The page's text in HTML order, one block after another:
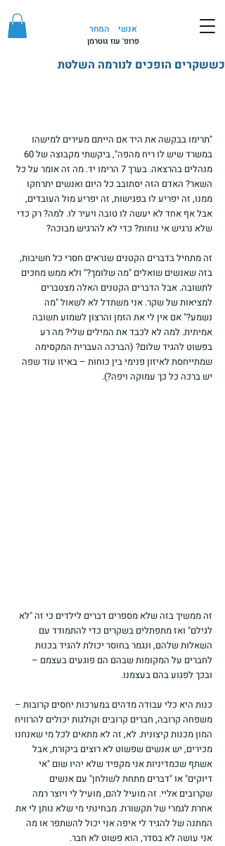
אנשי המחר
פרופ' עוז גוטרמן
כששקרים הופכים לנורמה השלטת
"תרימו בבקשה את היד אם הייתם מעירים למישהו
מנהלים בהרצאה. בערך 7 הרימו יד. מה זה אומר על כל
השאר? האדם הזה יסתובב כל היום ואנשים יתרחקו
ממנו, זה יפריע לו בפגישות, זה יפריע מול העובדים,
אבל אף אחד לא יעשה לו טובה ויעיר לו. למה? רק כדי
שלא נרגיש אי נוחות? כדי לא להרגיש מבוכה?
זה מתחיל בדברים הקטנים שנראים חסרי כל חשיבות,
בזה שאנשים שואלים "מה שלומך?" ולא ממש מחכים
לתשובה. אבל הדברים הקטנים האלה מצטברים
למציאות של שקר. אני משתדל לא לשאול "מה
נשמע?" אם אין לי את הזמן והרצון לשמוע תשובה
אמיתית. למה לא לכבד את המילים שלי? מה רע
בפשוט להגיד שלום? (הברכה העברית המקסימה
שמתייחסת לאיזון פנימי בין כוחות – באיזו עוד שפה
יש ברכה כל כך עמוקה ויפה?).
זה ממשיך בזה שלא מספרים דברים לילדים כי זה "לא
לגילם" ואז מתפתלים בשקרים כדי להתמודד עם
השאלות שלהם, ונגמר בחוסר יכולת להגיד בכנות
לחברים על המקומות שבהם הם פוגעים בעצמם –
ובכך לפגוע בהם בעצמנו.
כנות היא כלי עבודה מדהים במערכות יחסים קרובות –
משפחה קרובה, חברים קרובים וקולגות יכולים להרוויח
המון מכנות קיצונית. לא, זה לא מתאים לכל מי שאנחנו
מכירים, יש אנשים שפשוט לא רוצים ביקורת, אבל
אשתף שכמדיניות אני מקפיד שלא יהיו שום "אי
דיוקים" או "דברים מתחת לשולחן" עם אנשים
שקרובים אליי. זה מועיל להם, מועיל לי ויוצר רמה
אחרת לגמרי של תקשורת. מבחינתי מי שלא נותן לי את
המתנה של להגיד לי איפה אני יכול להשתפר או מה
אני עושה לא בסדר, הוא פשוט לא חבר.